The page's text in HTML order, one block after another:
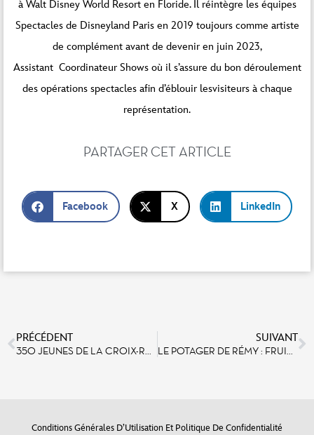
à Walt Disney World Resort en Floride. Il réintègre les équipes
Spectacles de Disneyland Paris en 2019 toujours comme artiste
de complément avant de devenir en juin 2023,
Assistant Coordinateur Shows où il s’assure du bon déroulement
des opérations spectacles afin d’éblouir lesvisiteurs à chaque
représentation.
PARTAGER CET ARTICLE
Facebook X LinkedIn
PRÉCÉDENT
350 JEUNES DE LA CROIX-ROUGE FRANÇAISE SENSIBILISÉS AUX GESTES DES PREMIERS SECOURS
SUIVANT
LE POTAGER DE RÉMY : FRUIT D’UN ENGAGEMENT INCLUSIF !
Conditions Générales D’Utilisation Et Politique De Confidentialité